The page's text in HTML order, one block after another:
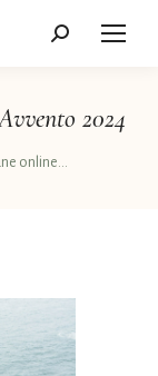
Cerca:
2024
online…